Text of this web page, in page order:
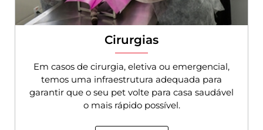
Cirurgias
Em casos de cirurgia, eletiva ou emergencial,
temos uma infraestrutura adequada para
garantir que o seu pet volte para casa saudável
o mais rápido possível.